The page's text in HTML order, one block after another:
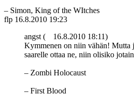
– Simon, King of the WItches
flp 16.8.2010 19:23
angst (
16.8.2010 18:11)
Kymmenen on niin vähän! Mutta
saarelle ottaa ne, niin olisiko
– Zombi Holocaust
– First Blood